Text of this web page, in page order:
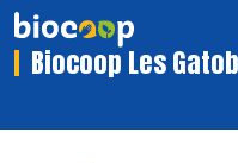
Biocoop Les